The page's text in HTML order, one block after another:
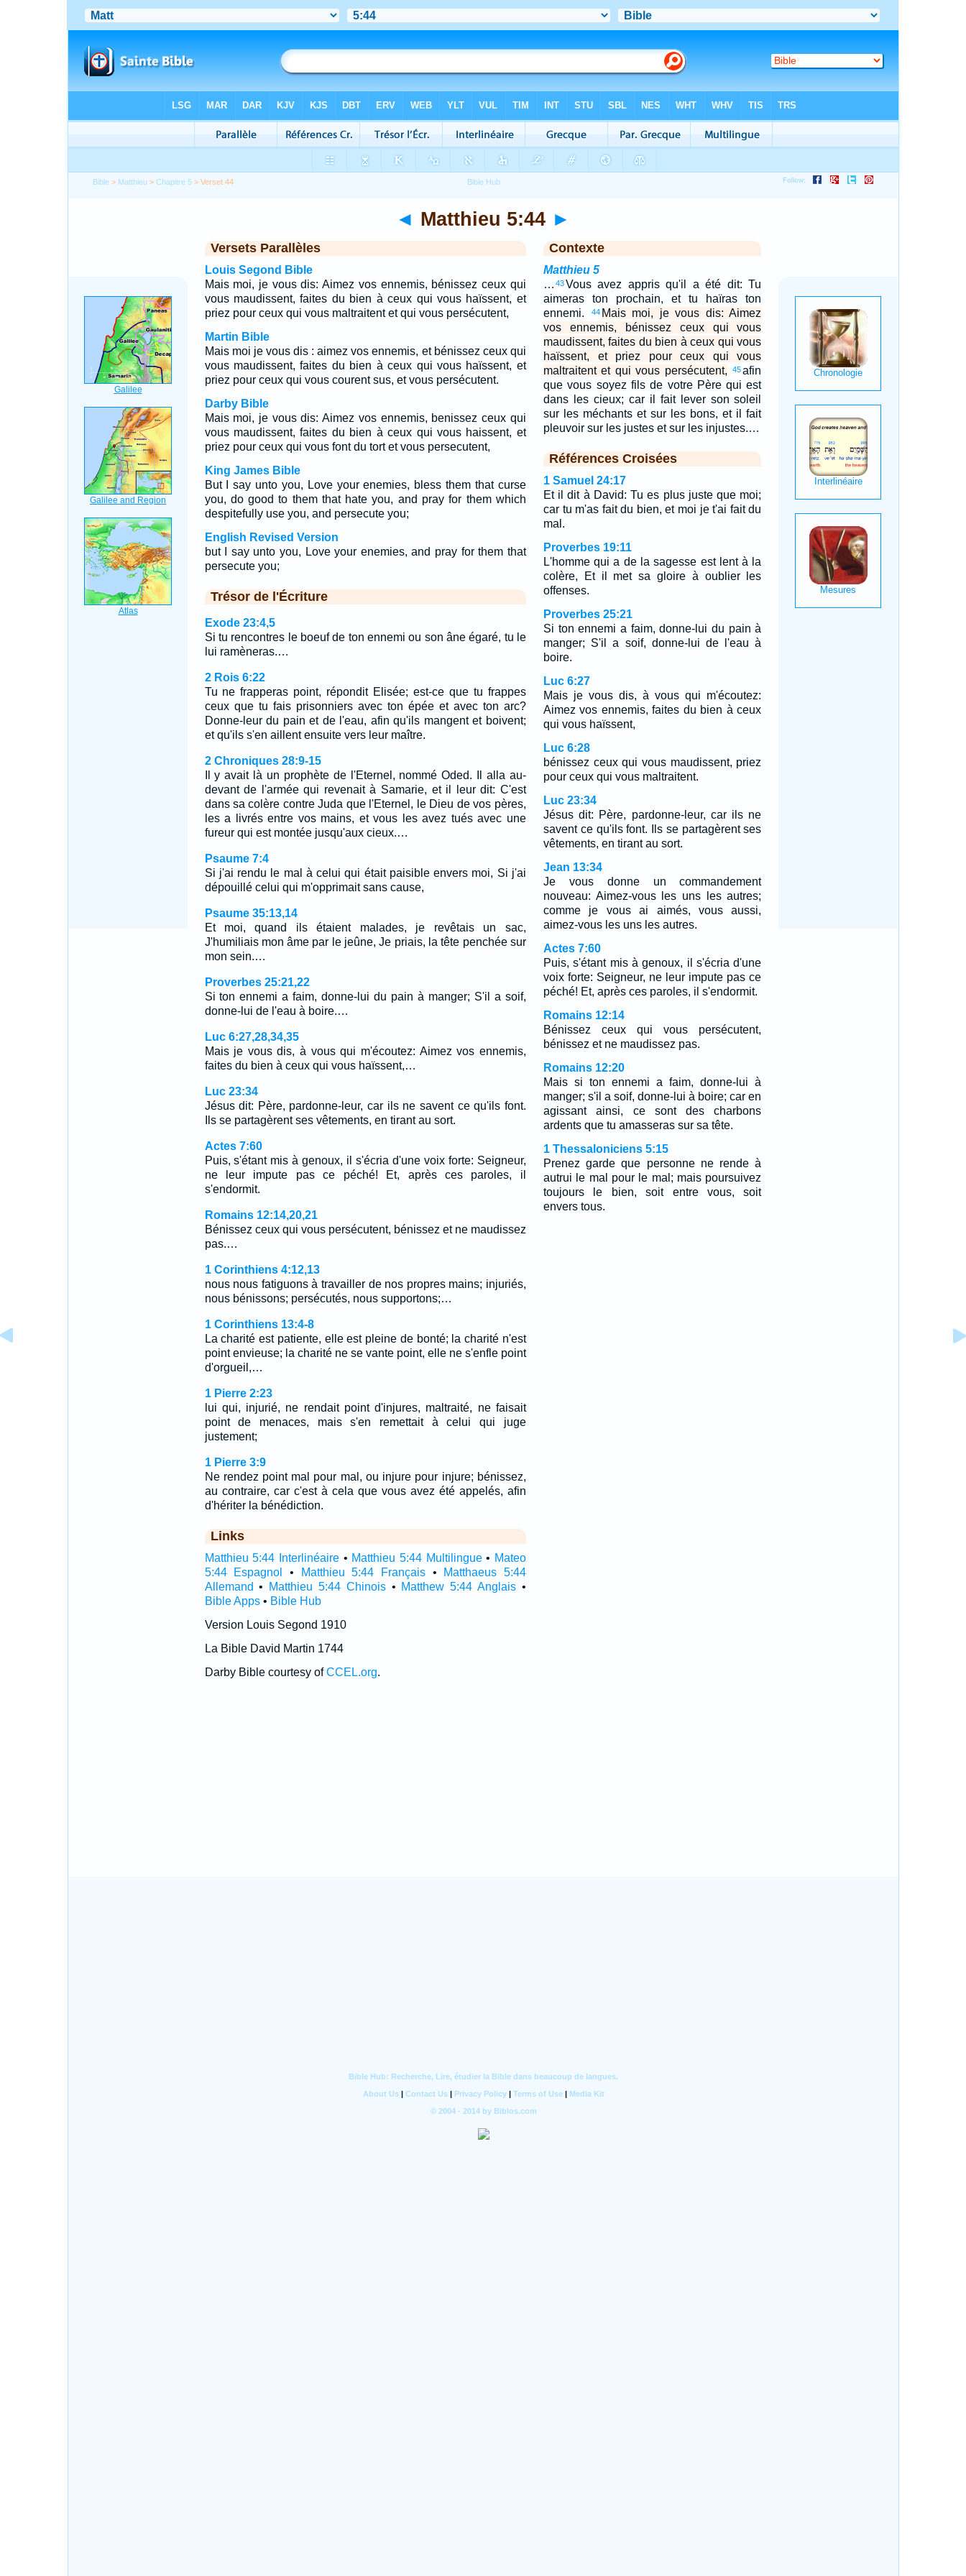
Bible > Matthieu >Chapitre 5 > Verset 44
◄ Matthieu 5:44 ►
Versets Parallèles
Louis Segond Bible
Mais moi, je vous dis: Aimez vos ennemis, bénissez ceux qui
vous maudissent, faites du bien à ceux qui vous haïssent, et
priez pour ceux qui vous maltraitent et qui vous persécutent,
Martin Bible
Mais moi je vous dis : aimez vos ennemis, et bénissez ceux qui
vous maudissent, faites du bien à ceux qui vous haïssent, et
priez pour ceux qui vous courent sus, et vous persécutent.
Darby Bible
Mais moi, je vous dis: Aimez vos ennemis, benissez ceux qui
vous maudissent, faites du bien à ceux qui vous haissent, et
priez pour ceux qui vous font du tort et vous persecutent,
King James Bible
But I say unto you, Love your enemies, bless them that curse
you, do good to them that hate you, and pray for them which
despitefully use you, and persecute you;
English Revised Version
but I say unto you, Love your enemies, and pray for them that
persecute you;
Trésor de l'Écriture
Exode 23:4,5
Si tu rencontres le boeuf de ton ennemi ou son âne égaré, tu le
lui ramèneras.…
2 Rois 6:22
Tu ne frapperas point, répondit Elisée; est-ce que tu frappes
ceux que tu fais prisonniers avec ton épée et avec ton arc?
Donne-leur du pain et de l'eau, afin qu'ils mangent et boivent;
et qu'ils s'en aillent ensuite vers leur maître.
2 Chroniques 28:9-15
Il y avait là un prophète de l'Eternel, nommé Oded. Il alla au-
devant de l'armée qui revenait à Samarie, et il leur dit: C'est
dans sa colère contre Juda que l'Eternel, le Dieu de vos pères,
les a livrés entre vos mains, et vous les avez tués avec une
fureur qui est montée jusqu'aux cieux.…
Psaume 7:4
Si j'ai rendu le mal à celui qui était paisible envers moi, Si j'ai
dépouillé celui qui m'opprimait sans cause,
Psaume 35:13,14
Et moi, quand ils étaient malades, je revêtais un sac,
J'humiliais mon âme par le jeûne, Je priais, la tête penchée sur
mon sein.…
Proverbes 25:21,22
Si ton ennemi a faim, donne-lui du pain à manger; S'il a soif,
donne-lui de l'eau à boire.…
Luc 6:27,28,34,35
Mais je vous dis, à vous qui m'écoutez: Aimez vos ennemis,
faites du bien à ceux qui vous haïssent,…
Luc 23:34
Jésus dit: Père, pardonne-leur, car ils ne savent ce qu'ils font.
Ils se partagèrent ses vêtements, en tirant au sort.
Actes 7:60
Puis, s'étant mis à genoux, il s'écria d'une voix forte: Seigneur,
ne leur impute pas ce péché! Et, après ces paroles, il
s'endormit.
Romains 12:14,20,21
Bénissez ceux qui vous persécutent, bénissez et ne maudissez
pas.…
1 Corinthiens 4:12,13
nous nous fatiguons à travailler de nos propres mains; injuriés,
nous bénissons; persécutés, nous supportons;…
1 Corinthiens 13:4-8
La charité est patiente, elle est pleine de bonté; la charité n'est
point envieuse; la charité ne se vante point, elle ne s'enfle point
d'orgueil,…
1 Pierre 2:23
lui qui, injurié, ne rendait point d'injures, maltraité, ne faisait
point de menaces, mais s'en remettait à celui qui juge
justement;
1 Pierre 3:9
Ne rendez point mal pour mal, ou injure pour injure; bénissez,
au contraire, car c'est à cela que vous avez été appelés, afin
d'hériter la bénédiction.
Links
Matthieu 5:44 Interlinéaire• Matthieu 5:44 Multilingue• Mateo
5:44 Espagnol
• Matthieu 5:44 Français•
Matthaeus 5:44
Allemand • Matthieu 5:44 Chinois• Matthew 5:44 Anglais •
Bible Apps• Bible Hub
Version Louis Segond 1910
La Bible David Martin 1744
Darby Bible courtesy ofCCEL.org.
Contexte
Matthieu 5
… 43Vous avez appris qu'il a été dit: Tu
aimeras ton prochain, et tu haïras ton
ennemi.
44 Mais moi, je vous dis: Aimez
vos ennemis, bénissez ceux qui vous
maudissent, faites du bien à ceux qui vous
haïssent, et priez pour ceux qui vous
maltraitent et qui vous persécutent,
45 afin
que vous soyez fils de votre Père qui est
dans les cieux; car il fait lever son soleil
sur les méchants et sur les bons, et il fait
pleuvoir sur les justes et sur les injustes.…
Références Croisées
1 Samuel 24:17
Et il dit à David: Tu es plus juste que moi;
car tu m'as fait du bien, et moi je t'ai fait du
mal.
Proverbes 19:11
L'homme qui a de la sagesse est lent à la
colère, Et il met sa gloire à oublier les
offenses.
Proverbes 25:21
Si ton ennemi a faim, donne-lui du pain à
manger; S'il a soif, donne-lui de l'eau à
boire.
Luc 6:27
Mais je vous dis, à vous qui m'écoutez:
Aimez vos ennemis, faites du bien à ceux
qui vous haïssent,
Luc 6:28
bénissez ceux qui vous maudissent, priez
pour ceux qui vous maltraitent.
Luc 23:34
Jésus dit: Père, pardonne-leur, car ils ne
savent ce qu'ils font. Ils se partagèrent ses
vêtements, en tirant au sort.
Jean 13:34
Je vous donne un commandement
nouveau: Aimez-vous les uns les autres;
comme je vous ai aimés, vous aussi,
aimez-vous les uns les autres.
Actes 7:60
Puis, s'étant mis à genoux, il s'écria d'une
voix forte: Seigneur, ne leur impute pas ce
péché! Et, après ces paroles, il s'endormit.
Romains 12:14
Bénissez ceux qui vous persécutent,
bénissez et ne maudissez pas.
Romains 12:20
Mais si ton ennemi a faim, donne-lui à
manger; s'il a soif, donne-lui à boire; car en
agissant ainsi, ce sont des charbons
ardents que tu amasseras sur sa tête.
1 Thessaloniciens 5:15
Prenez garde que personne ne rende à
autrui le mal pour le mal; mais poursuivez
toujours le bien, soit entre vous, soit
envers tous.